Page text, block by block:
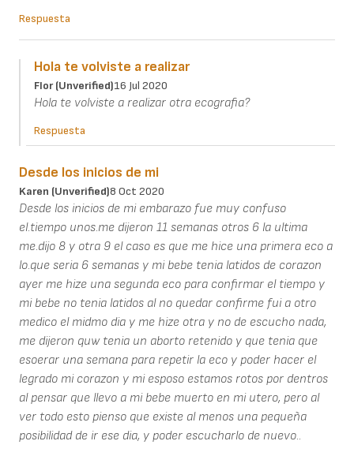
Respuesta
Hola te volviste a realizar
Flor (unverified)16 Jul 2020
Hola te volviste a realizar otra ecografia?
Respuesta
Desde los inicios de mi
Karen (unverified)8 Oct 2020
Desde los inicios de mi embarazo fue muy confuso
el.tiempo unos.me dijeron 11 semanas otros 6 la ultima
me.dijo 8 y otra 9 el caso es que me hice una primera eco a
lo.que seria 6 semanas y mi bebe tenia latidos de corazon
ayer me hize una segunda eco para confirmar el tiempo y
mi bebe no tenia latidos al no quedar confirme fui a otro
medico el midmo dia y me hize otra y no de escucho nada,
me dijeron quw tenia un aborto retenido y que tenia que
esoerar una semana para repetir la eco y poder hacer el
legrado mi corazon y mi esposo estamos rotos por dentros
al pensar que llevo a mi bebe muerto en mi utero, pero al
ver todo esto pienso que existe al menos una pequeña
posibilidad de ir ese dia, y poder escucharlo de nuevo..